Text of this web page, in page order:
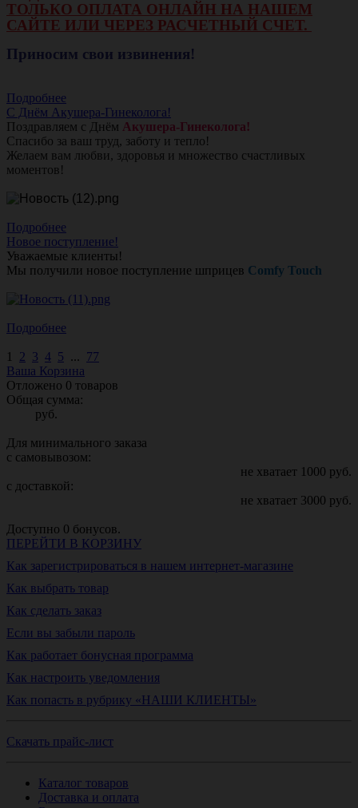
ТОЛЬКО ОПЛАТА ОНЛАЙН НА НАШЕМ
САЙТЕ ИЛИ ЧЕРЕЗ РАСЧЕТНЫЙ СЧЕТ.
Приносим свои извинения!
Подробнее
С Днём Акушера-Гинеколога!
Поздравляем с Днём Акушера-Гинеколога!
Спасибо за ваш труд, заботу и тепло!
Желаем вам любви, здоровья и множество счастливых
моментов!
Подробнее
Новое поступление!
Уважаемые клиенты!
Мы получили новое поступление шприцев Comfy Touch
Подробнее
1 2 3 4 5 ... 77
Ваша Корзина
Отложено 0 товаров
Общая сумма:
руб.
Для минимального заказа
с самовывозом:
не хватает 1000 руб.
с доставкой:
не хватает 3000 руб.
Доступно 0 бонусов.
ПЕРЕЙТИ В КОРЗИНУ
Как зарегистрироваться в нашем интернет-магазине
Как выбрать товар
Как сделать заказ
Если вы забыли пароль
Как работает бонусная программа
Как настроить уведомления
Как попасть в рубрику «НАШИ КЛИЕНТЫ»
Скачать прайс-лист
Каталог товаров
Доставка и оплата